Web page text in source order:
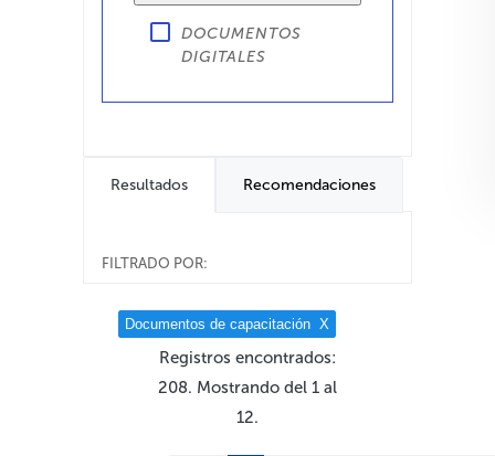
DOCUMENTOS
DIGITALES
Resultados Recomendaciones
FILTRADO POR:
Documentos de capacitación X
Registros encontrados:
208. Mostrando del 1 al
12.